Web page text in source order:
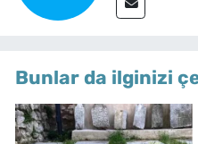
Bunlar da ilginizi